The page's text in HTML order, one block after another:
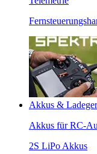
Akkus &
Akkus für RC-
2S LiPo Akkus